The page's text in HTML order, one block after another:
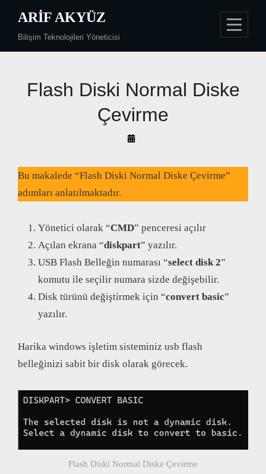
content
ARIF AKYÜZ
Bilişim Teknolojileri Yöneticisi
Flash Diski Normal Diske
Çevirme
By
Akyüz
Bu makalede “Flash Diski Normal Diske Çevirme”
adımları anlatılmaktadır.
Yönetici olarak “CMD” penceresi açılır
Açılan ekrana “diskpart” yazılır.
USB Flash Belleğin numarası “select disk 2”
komutu ile seçilir numara sizde değişebilir.
Disk türünü değiştirmek için “convert basic”
yazılır.
Harika windows işletim sisteminiz usb flash
belleğinizi sabit bir disk olarak görecek.
Flash Diski Normal Diske Çevirme